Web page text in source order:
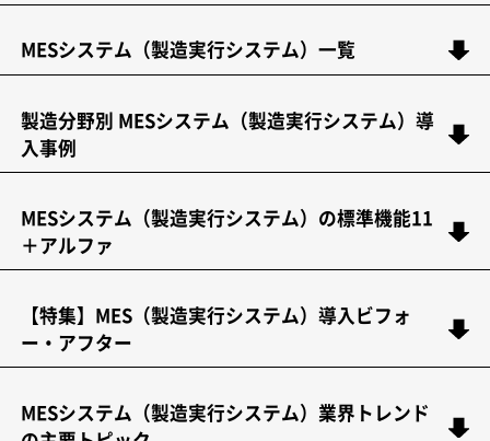
MESシステム（製造実行システム）一覧
製造分野別 MESシステム（製造実行システム）導
入事例
MESシステム（製造実行システム）の標準機能11
＋アルファ
【特集】MES（製造実行システム）導入ビフォ
ー・アフター
MESシステム（製造実行システム）業界トレンド